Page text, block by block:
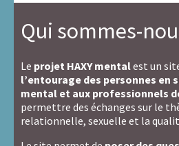
Qui sommes-
Le projet HAXY mentalest un
l’entourage des personnes en
mental et aux professionnels
permettre des échanges sur le
relationnelle, sexuelle et la